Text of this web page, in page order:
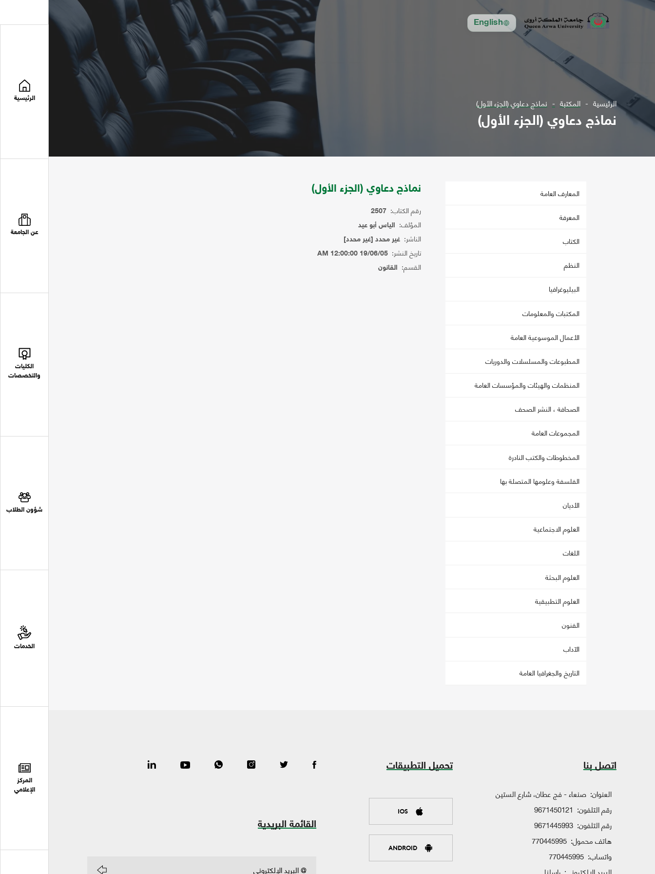
English
الرئيسية
عن الجامعة
الكليات
والتخصصات
شؤون الطلاب
الخدمات
المركز
الإعلامي
الرئيسية المكتبة نماذج دعاوي (الجزء الأول)
نماذج دعاوي (الجزء الأول)
المعارف العامة
المعرفة
الكتاب
النظم
البيليوغرافيا
المكتبات والمعلومات
الأعمال الموسوعية العامة
المطبوعات والمسلسلات والدوريات
المنظمات والهيئات والمؤسسات العامة
الصحافة ، النشر الصحف
المجموعات العامة
المخطوطات والكتب النادرة
الفلسفة وعلومها المتصلة بها
الأديان
العلوم الاجتماعية
اللغات
العلوم البحثة
العلوم التطبيقية
الفنون
الآداب
التاريخ والجغرافيا العامة
نماذج دعاوي (الجزء الأول)
رقم الكتاب: 2507
المؤلف: الياس أبو عيد
الناشر: غير محدد [غير محدد]
تاريخ النشر: 19/06/05 12:00:00 AM
القسم: القانون
اتصل بنا
العنوان: صنعاء - فج عطان، شارع الستين
رقم التلفون: 9671450121
رقم التلفون: 9671445993
هاتف محمول: 770445995
واتساب: 770445995
تحميل التطبيقات
IOS
ANDROID
القائمة البريدية